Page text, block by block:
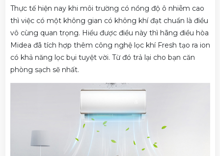
Thực tế hiện nay khi môi trường có nồng độ ô nhiễm cao
thì việc có một không gian có không khí đạt chuẩn là điều
vô cùng quan trọng. Hiểu được điều này thì hãng điều hòa
Midea đã tích hợp thêm công nghệ lọc khí Fresh tạo ra ion
có khả năng lọc bụi tuyệt vời. Từ đó trả lại cho bạn căn
phòng sạch sẽ nhất.